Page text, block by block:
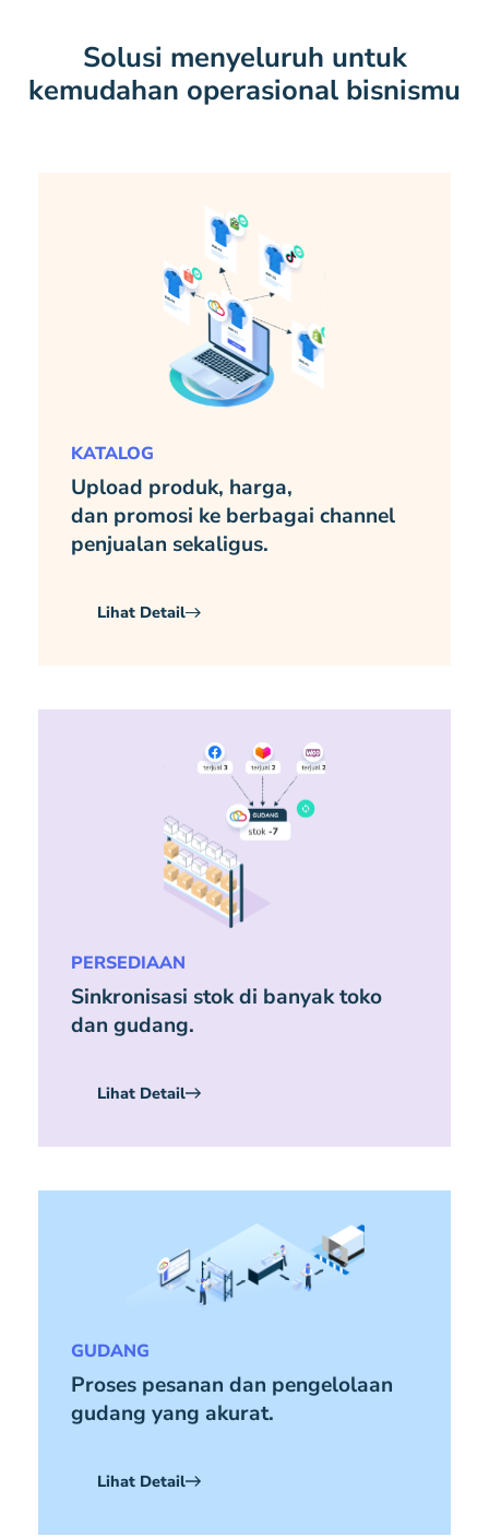
Solusi menyeluruh untuk
kemudahan operasional bisnismu
KATALOG
Upload produk, harga,
dan promosi ke berbagai channel
penjualan sekaligus.
Lihat Detail
PERSEDIAAN
Sinkronisasi stok di banyak toko
dan gudang.
Lihat Detail
GUDANG
Proses pesanan dan pengelolaan
gudang yang akurat.
Lihat Detail